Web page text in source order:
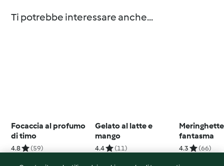
Ti potrebbe interessare anche...
Focaccia al profumo
di timo
4.8 (59)
Gelato al latte e
mango
4.4 (11)
Meringhette
fantasma
4.3 (66)